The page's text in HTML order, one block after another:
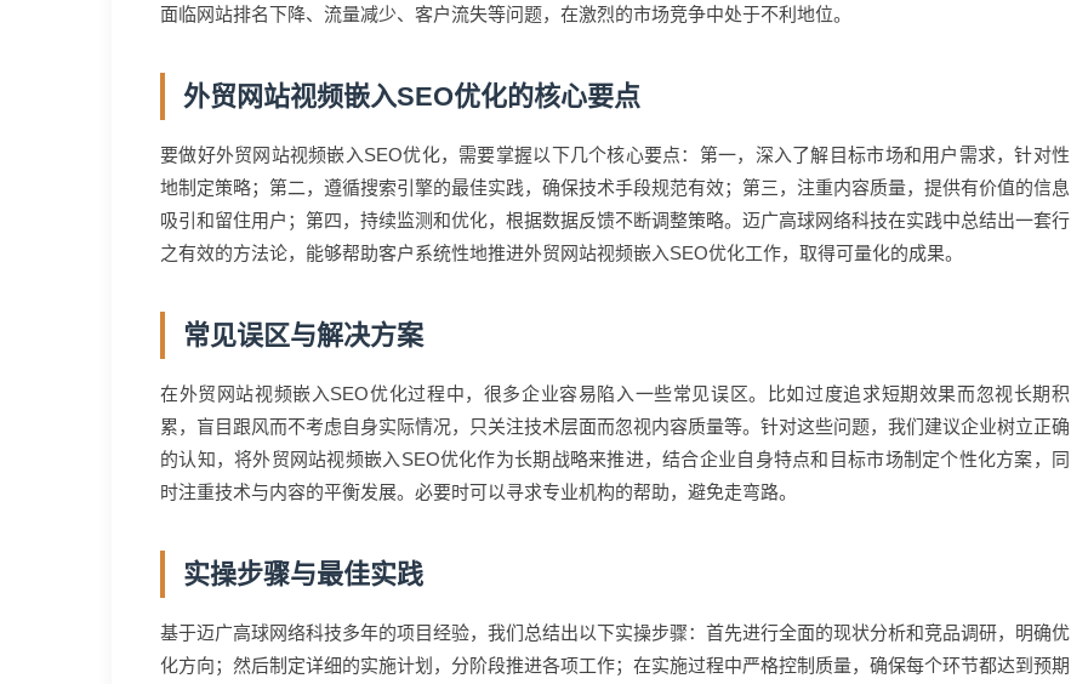
面临网站排名下降、流量减少、客户流失等问题，在激烈的市场竞争中处于不利地位。
外贸网站视频嵌入SEO优化的核心要点
要做好外贸网站视频嵌入SEO优化，需要掌握以下几个核心要点：第一，深入了解目标市场和用户需求，针对性
地制定策略；第二，遵循搜索引擎的最佳实践，确保技术手段规范有效；第三，注重内容质量，提供有价值的信息
吸引和留住用户；第四，持续监测和优化，根据数据反馈不断调整策略。迈广高球网络科技在实践中总结出一套行
之有效的方法论，能够帮助客户系统性地推进外贸网站视频嵌入SEO优化工作，取得可量化的成果。
常见误区与解决方案
在外贸网站视频嵌入SEO优化过程中，很多企业容易陷入一些常见误区。比如过度追求短期效果而忽视长期积
累，盲目跟风而不考虑自身实际情况，只关注技术层面而忽视内容质量等。针对这些问题，我们建议企业树立正确
的认知，将外贸网站视频嵌入SEO优化作为长期战略来推进，结合企业自身特点和目标市场制定个性化方案，同
时注重技术与内容的平衡发展。必要时可以寻求专业机构的帮助，避免走弯路。
实操步骤与最佳实践
基于迈广高球网络科技多年的项目经验，我们总结出以下实操步骤：首先进行全面的现状分析和竞品调研，明确优
化方向；然后制定详细的实施计划，分阶段推进各项工作；在实施过程中严格控制质量，确保每个环节都达到预期